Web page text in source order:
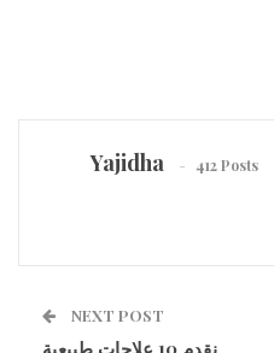
Yajidha 412 Posts
NEXT POST
نقدم 10 علاجات طبيعية